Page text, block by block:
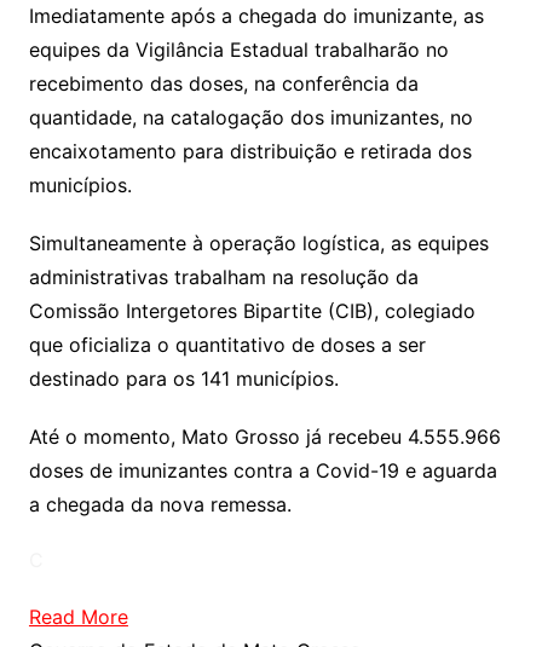
Imediatamente após a chegada do imunizante, as
equipes da Vigilância Estadual trabalharão no
recebimento das doses, na conferência da
quantidade, na catalogação dos imunizantes, no
encaixotamento para distribuição e retirada dos
municípios.
Simultaneamente à operação logística, as equipes
administrativas trabalham na resolução da
Comissão Intergetores Bipartite (CIB), colegiado
que oficializa o quantitativo de doses a ser
destinado para os 141 municípios.
Até o momento, Mato Grosso já recebeu 4.555.966
doses de imunizantes contra a Covid-19 e aguarda
a chegada da nova remessa.
Read More